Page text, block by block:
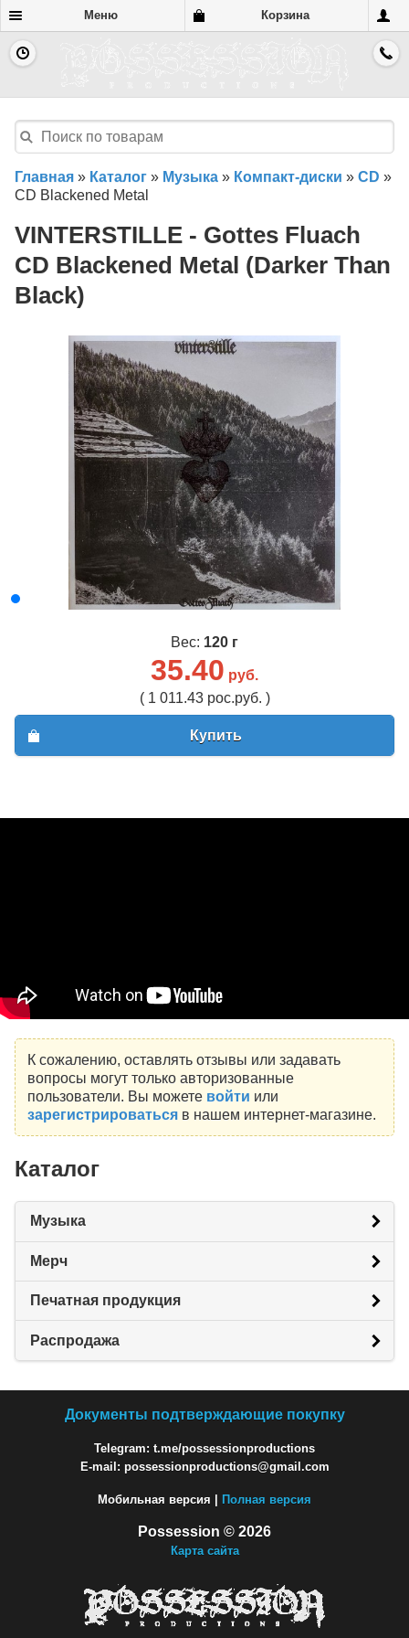
Меню Корзина
Главная » Каталог » Музыка » Компакт-диски » CD »
CD Blackened Metal
VINTERSTILLE - Gottes Fluach
CD Blackened Metal (Darker Than
Black)
Вес: 120 г
35.40 руб.
( 1 011.43 рос.руб. )
Купить
К сожалению, оставлять отзывы или задавать
вопросы могут только авторизованные
пользователи. Вы можете войти или
зарегистрироватьсяв нашем интернет-магазине.
Каталог
Музыка
Мерч
Печатная продукция
Распродажа
Документы подтверждающие покупку
Telegram: t.me/possessionproductions
E-mail: possessionproductions@gmail.com
Мобильная версия | Полная версия
Possession © 2026
Карта сайта